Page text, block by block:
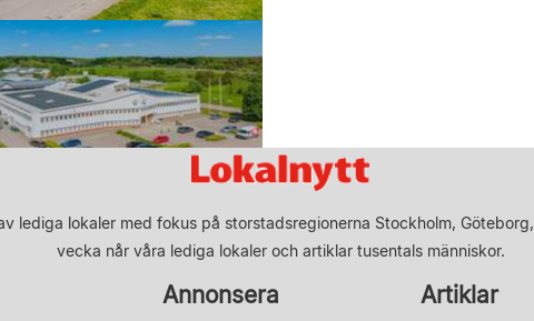
lediga lokaler med fokus på storstadsregionerna Stockholm,
vecka når våra lediga lokaler och artiklar tusentals människor.
Annonsera Artiklar